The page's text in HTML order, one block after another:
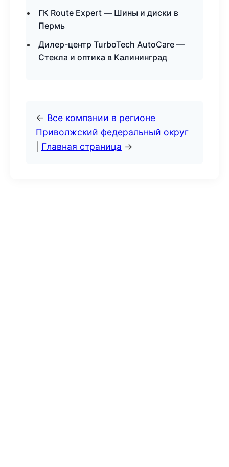
ГК Route Expert — Шины и диски в
Пермь
Дилер-центр TurboTech AutoCare —
Стекла и оптика в Калининград
← Все компании в регионе
Приволжский федеральный округ
Главная страница →